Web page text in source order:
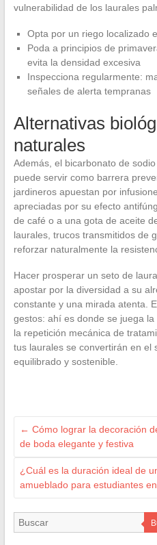
vulnerabilidad de los laurales
Opta por un riego localizado
Poda a principios de
evita la densidad excesiva
Inspecciona regularmente:
señales de alerta tempranas
Alternativas
naturales
Además, el bicarbonato de
puede servir como barrera
jardineros apuestan por
apreciadas por su efecto
de café o a una gota de aceite
laurales, trucos transmitidos de
reforzar naturalmente la
Hacer prosperar un seto de
apostar por la diversidad a su
constante y una mirada atenta.
gestos: ahí es donde se juega
la repetición mecánica de
tus laurales se convertirán en el
equilibrado y sostenible.
← Cómo lograr la decoración
de boda elegante y festiva
¿Cuál es la duración ideal de
amueblado para estudiantes